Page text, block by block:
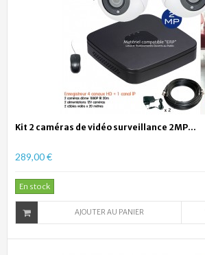
Kit 2 caméras de vidéo surveillance 2MP...
289,00 €
En stock
AJOUTER AU PANIER